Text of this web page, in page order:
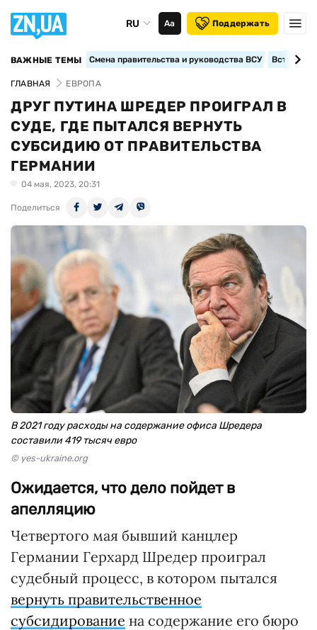
RU Аа Поддержать
ВАЖНЫЕ ТЕМЫ Смена правительства и руководства ВСУ
ГЛАВНАЯ ЕВРОПА
ДРУГ ПУТИНА ШРЕДЕР ПРОИГРАЛ В
СУДЕ, ГДЕ ПЫТАЛСЯ ВЕРНУТЬ
СУБСИДИЮ ОТ ПРАВИТЕЛЬСТВА
ГЕРМАНИИ
04 мая, 2023, 20:31
Поделиться
В 2021 году расходы на содержание офиса Шредера
составили 419 тысяч евро
© yes-ukraine.org
Ожидается, что дело пойдет в
апелляцию
Четвертого мая бывший канцлер
Германии Герхард Шредер проиграл
судебный процесс, в котором пытался
вернуть правительственное
субсидирование на содержание его бюро